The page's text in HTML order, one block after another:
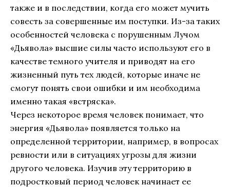
также и в последствии, когда его может мучить
совесть за совершенные им поступки. Из-за таких
особенностей человека с порушенным Лучом
«Дьявола» высшие силы часто используют его в
качестве темного учителя и приводят на его
жизненный путь тех людей, которые иначе не
смогут понять свои ошибки и им необходима
именно такая «встряска».
Через некоторое время человек понимает, что
энергия «Дьявола» появляется только на
определенной территории, например, в вопросах
ревности или в ситуациях угрозы для жизни
другого человека. Изучив эту территорию в
подростковый период человек начинает ее